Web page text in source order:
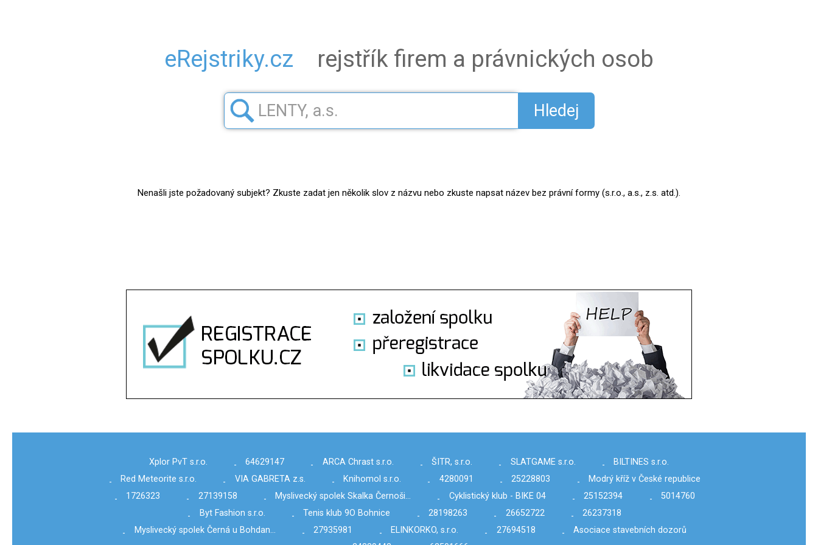
eRejstriky.cz rejstřík firem a právnických osob
Hledej
Nenašli jste požadovaný subjekt? Zkuste zadat jen několik slov z názvu nebo zkuste napsat název bez právní formy (s.r.o., a.s., z.s. atd.).
Xplor PvT s.r.o. - 64629147 - ARCA Chrast s.r.o. - ŠITR, s.r.o. - SLATGAME s.r.o. -
BILTINES s.r.o.
-
Red Meteorite s.r.o. - VIA GABRETA z.s. - Knihomol s.r.o. - 4280091 - 25228803 -
Modrý kříž v České republice
-
1726323 - 27139158 - Myslivecký spolek Skalka Černoši… - Cyklistický klub - BIKE 04 - 25152394 -
5014760
-
Byt Fashion s.r.o. - Tenis klub 9O Bohnice - 28198263 - 26652722 -
26237318
-
Myslivecký spolek Černá u Bohdan… - 27935981 - ELINKORKO, s.r.o. - 27694518 -
Asociace stavebních dozorů